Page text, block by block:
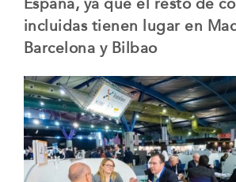
España, ya que el resto de
incluidas tienen lugar en
Barcelona y Bilbao